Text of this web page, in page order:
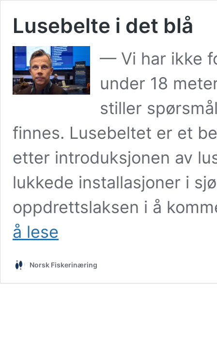
Lusebelte i det blå
— Vi har ikke
under 18
stiller
finnes. Lusebeltet er et
etter introduksjonen av
lukkede installasjoner i
oppdrettslaksen i å
å lese
Norsk Fiskerinæring